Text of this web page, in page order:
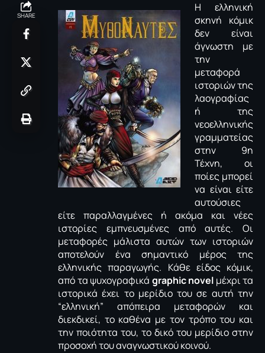
SHARE
Η ελληνική
σκηνή κόμικ
δεν είναι
άγνωστη με
την
μεταφορά
ιστοριών της
λαογραφίας
ή της
νεοελληνικής
γραμματείας
στην 9η
Τέχνη, οι
ποίες μπορεί
να είναι είτε
αυτούσιες
είτε παραλλαγμένες ή ακόμα και νέες
ιστορίες εμπνευσμένες από αυτές. Οι
μεταφορές μάλιστα αυτών των ιστοριών
αποτελούν ένα σημαντικό μέρος της
ελληνικής παραγωγής. Κάθε είδος κόμικ,
από τα ψυχογραφικά graphic novel μέχρι τα
ιστορικά έχει το μερίδιο του σε αυτή την
“ελληνική” απόπειρα μεταφορών και
διεκδικεί, το καθένα με τον τρόπο του και
την ποιότητα του, το δικό του μερίδιο στην
προσοχή του αναγνωστικού κοινού.